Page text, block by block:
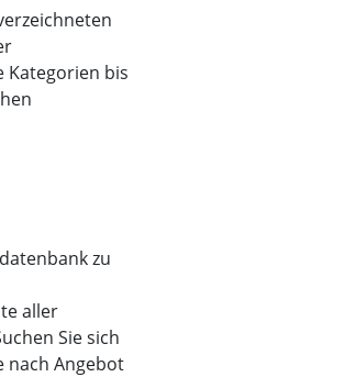
Kategorien bis
zu
aller
Sie sich
nach Angebot